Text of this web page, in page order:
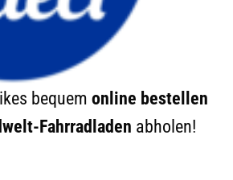
bequem online bestellen
Fahrradladen abholen!